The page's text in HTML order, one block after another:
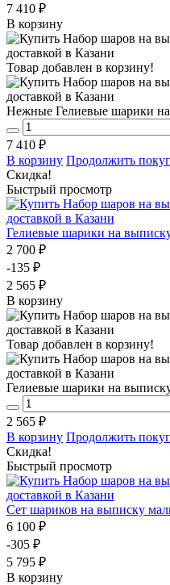
7 410 ₽
В корзину
Товар добавлен в корзину!
Нежные Гелиевые шарики на
7 410 ₽
В корзину Продолжить
Скидка!
Быстрый просмотр
Гелиевые шарики на
2 700 ₽
-135 ₽
2 565 ₽
В корзину
Товар добавлен в корзину!
Гелиевые шарики на
2 565 ₽
В корзину Продолжить
Скидка!
Быстрый просмотр
Сет шариков на выписку
6 100 ₽
-305 ₽
5 795 ₽
В корзину